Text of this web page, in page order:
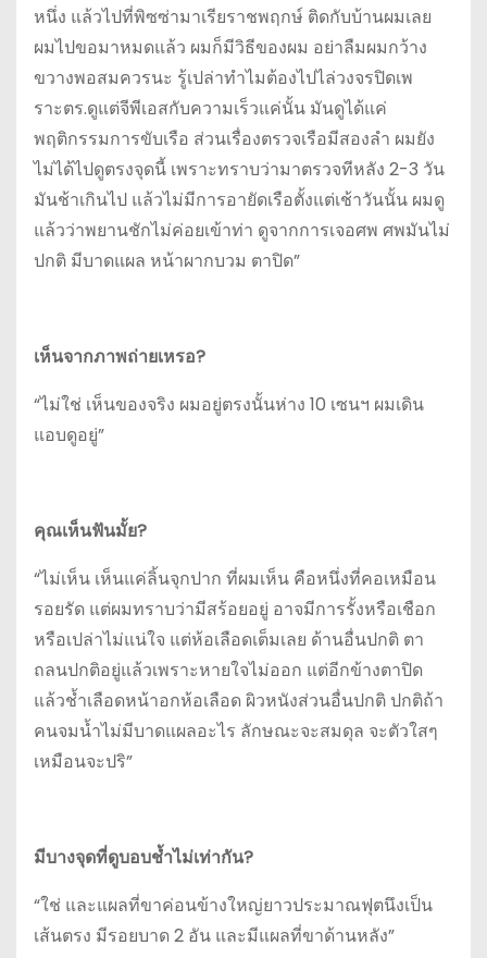
หนึ่ง แล้วไปที่พิซซ่ามาเรียราชพฤกษ์ ติดกับบ้านผมเลย
ผมไปขอมาหมดแล้ว ผมก็มีวิธีของผม อย่าลืมผมกว้าง
ขวางพอสมควรนะ รู้เปล่าทำไมต้องไปไล่วงจรปิดเพ
ราะตร.ดูแต่จีพีเอสกับความเร็วแค่นั้น มันดูได้แค่
พฤติกรรมการขับเรือ ส่วนเรื่องตรวจเรือมีสองลำ ผมยัง
ไม่ได้ไปดูตรงจุดนี้ เพราะทราบว่ามาตรวจทีหลัง 2-3 วัน
มันช้าเกินไป แล้วไม่มีการอายัดเรือตั้งแต่เช้าวันนั้น ผมดู
แล้วว่าพยานชักไม่ค่อยเข้าท่า ดูจากการเจอศพ ศพมันไม่
ปกติ มีบาดแผล หน้าผากบวม ตาปิด”
เห็นจากภาพถ่ายเหรอ?
“ไม่ใช่ เห็นของจริง ผมอยู่ตรงนั้นห่าง 10 เซนฯ ผมเดิน
แอบดูอยู่”
คุณเห็นฟันมั้ย?
“ไม่เห็น เห็นแค่ลิ้นจุกปาก ที่ผมเห็น คือหนึ่งที่คอเหมือน
รอยรัด แต่ผมทราบว่ามีสร้อยอยู่ อาจมีการรั้งหรือเชือก
หรือเปล่าไม่แน่ใจ แต่ห้อเลือดเต็มเลย ด้านอื่นปกติ ตา
ถลนปกติอยู่แล้วเพราะหายใจไม่ออก แต่อีกข้างตาปิด
แล้วช้ำเลือดหน้าอกห้อเลือด ผิวหนังส่วนอื่นปกติ ปกติถ้า
คนจมน้ำไม่มีบาดแผลอะไร ลักษณะจะสมดุล จะตัวใสๆ
เหมือนจะปริ”
มีบางจุดที่ดูบอบช้ำไม่เท่ากัน?
“ใช่ และแผลที่ขาค่อนข้างใหญ่ยาวประมาณฟุตนึงเป็น
เส้นตรง มีรอยบาด 2 อัน และมีแผลที่ขาด้านหลัง”